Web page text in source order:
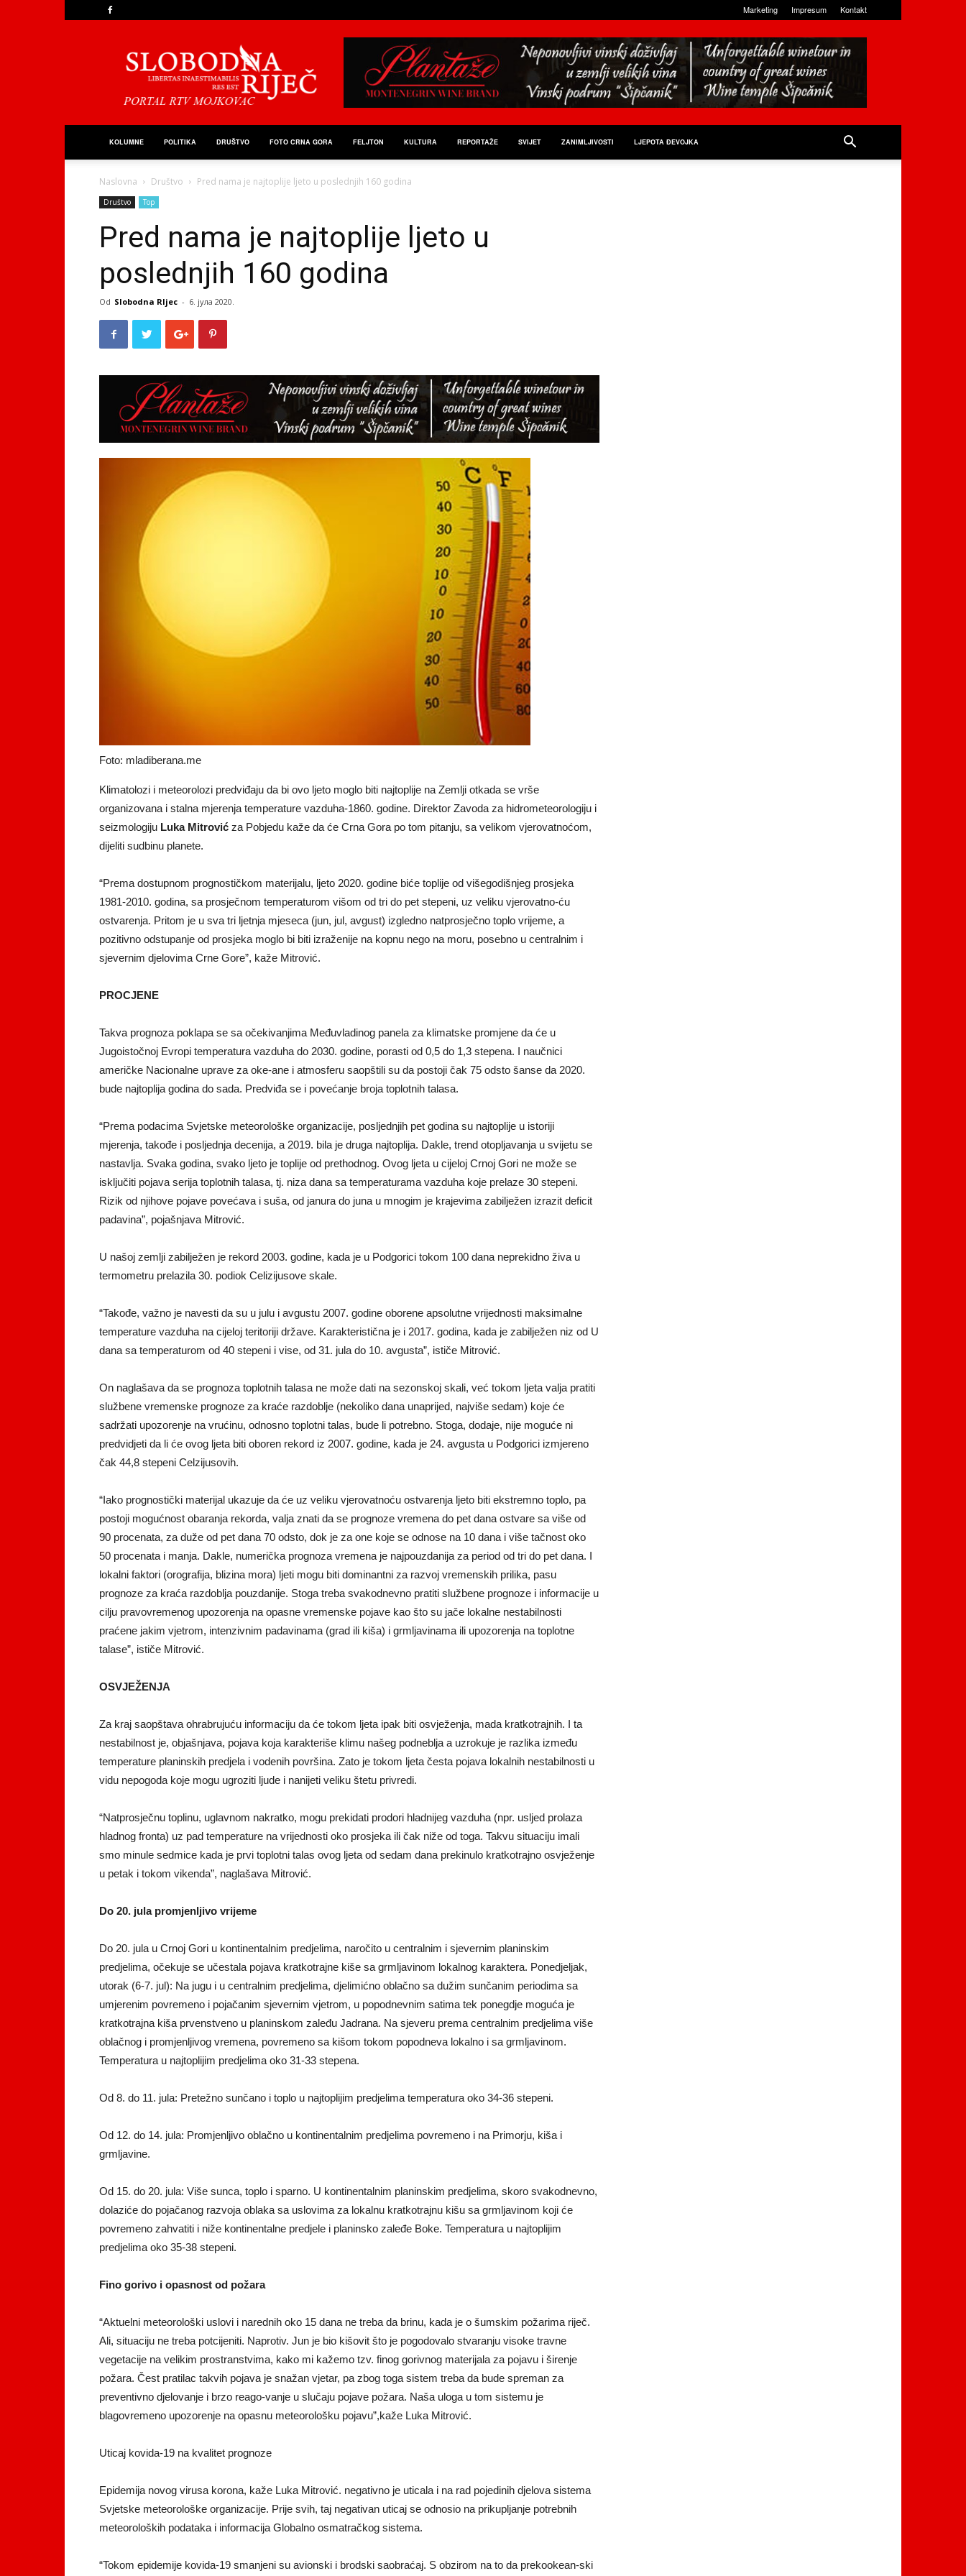
Marketing Impresum Kontakt
Riječ
KOLUMNE POLITIKA DRUŠTVO FOTO CRNA GORA FELJTON KULTURA REPORTAŽE SVIJET ZANIMLJIVOSTI LJEPOTA ĐEVOJKA
Naslovna Društvo Pred nama je najtoplije ljeto u poslednjih 160 godina
Društvo Top
Pred nama je najtoplije ljeto u
poslednjih 160 godina
Od Slobodna RIjec - 6. јула 2020.
Foto: mladiberana.me
Klimatolozi i meteorolozi predviđaju da bi ovo ljeto moglo biti najtoplije na Zemlji otkada se vrše
organizovana i stalna mjerenja temperature vazduha-1860. godine. Direktor Zavoda za hidrometeorologiju i
seizmologiju Luka Mitrović za Pobjedu kaže da će Crna Gora po tom pitanju, sa velikom vjerovatnoćom,
dijeliti sudbinu planete.
“Prema dostupnom prognostičkom materijalu, ljeto 2020. godine biće toplije od višegodišnjeg prosjeka
1981-2010. godina, sa prosječnom temperaturom višom od tri do pet stepeni, uz veliku vjerovatno-ću
ostvarenja. Pritom je u sva tri ljetnja mjeseca (jun, jul, avgust) izgledno natprosječno toplo vrijeme, a
pozitivno odstupanje od prosjeka moglo bi biti izraženije na kopnu nego na moru, posebno u centralnim i
sjevernim djelovima Crne Gore”, kaže Mitrović.
PROCJENE
Takva prognoza poklapa se sa očekivanjima Međuvladinog panela za klimatske promjene da će u
Jugoistočnoj Evropi temperatura vazduha do 2030. godine, porasti od 0,5 do 1,3 stepena. I naučnici
američke Nacionalne uprave za oke-ane i atmosferu saopštili su da postoji čak 75 odsto šanse da 2020.
bude najtoplija godina do sada. Predviđa se i povećanje broja toplotnih talasa.
“Prema podacima Svjetske meteorološke organizacije, posljednjih pet godina su najtoplije u istoriji
mjerenja, takođe i posljednja decenija, a 2019. bila je druga najtoplija. Dakle, trend otopljavanja u svijetu se
nastavlja. Svaka godina, svako ljeto je toplije od prethodnog. Ovog ljeta u cijeloj Crnoj Gori ne može se
isključiti pojava serija toplotnih talasa, tj. niza dana sa temperaturama vazduha koje prelaze 30 stepeni.
Rizik od njihove pojave povećava i suša, od janura do juna u mnogim je krajevima zabilježen izrazit deficit
padavina”, pojašnjava Mitrović.
U našoj zemlji zabilježen je rekord 2003. godine, kada je u Podgorici tokom 100 dana neprekidno živa u
termometru prelazila 30. podiok Celizijusove skale.
“Takođe, važno je navesti da su u julu i avgustu 2007. godine oborene apsolutne vrijednosti maksimalne
temperature vazduha na cijeloj teritoriji države. Karakteristična je i 2017. godina, kada je zabilježen niz od U
dana sa temperaturom od 40 stepeni i vise, od 31. jula do 10. avgusta”, ističe Mitrović.
On naglašava da se prognoza toplotnih talasa ne može dati na sezonskoj skali, već tokom ljeta valja pratiti
službene vremenske prognoze za kraće razdoblje (nekoliko dana unaprijed, najviše sedam) koje će
sadržati upozorenje na vrućinu, odnosno toplotni talas, bude li potrebno. Stoga, dodaje, nije moguće ni
predvidjeti da li će ovog ljeta biti oboren rekord iz 2007. godine, kada je 24. avgusta u Podgorici izmjereno
čak 44,8 stepeni Celzijusovih.
“Iako prognostički materijal ukazuje da će uz veliku vjerovatnoću ostvarenja ljeto biti ekstremno toplo, pa
postoji mogućnost obaranja rekorda, valja znati da se prognoze vremena do pet dana ostvare sa više od
90 procenata, za duže od pet dana 70 odsto, dok je za one koje se odnose na 10 dana i više tačnost oko
50 procenata i manja. Dakle, numerička prognoza vremena je najpouzdanija za period od tri do pet dana. I
lokalni faktori (orografija, blizina mora) ljeti mogu biti dominantni za razvoj vremenskih prilika, pasu
prognoze za kraća razdoblja pouzdanije. Stoga treba svakodnevno pratiti službene prognoze i informacije u
cilju pravovremenog upozorenja na opasne vremenske pojave kao što su jače lokalne nestabilnosti
praćene jakim vjetrom, intenzivnim padavinama (grad ili kiša) i grmljavinama ili upozorenja na toplotne
talase”, ističe Mitrović.
OSVJEŽENJA
Za kraj saopštava ohrabrujuću informaciju da će tokom ljeta ipak biti osvježenja, mada kratkotrajnih. I ta
nestabilnost je, objašnjava, pojava koja karakteriše klimu našeg podneblja a uzrokuje je razlika između
temperature planinskih predjela i vodenih površina. Zato je tokom ljeta česta pojava lokalnih nestabilnosti u
vidu nepogoda koje mogu ugroziti ljude i nanijeti veliku štetu privredi.
“Natprosječnu toplinu, uglavnom nakratko, mogu prekidati prodori hladnijeg vazduha (npr. usljed prolaza
hladnog fronta) uz pad temperature na vrijednosti oko prosjeka ili čak niže od toga. Takvu situaciju imali
smo minule sedmice kada je prvi toplotni talas ovog ljeta od sedam dana prekinulo kratkotrajno osvježenje
u petak i tokom vikenda”, naglašava Mitrović.
Do 20. jula promjenljivo vrijeme
Do 20. jula u Crnoj Gori u kontinentalnim predjelima, naročito u centralnim i sjevernim planinskim
predjelima, očekuje se učestala pojava kratkotrajne kiše sa grmljavinom lokalnog karaktera. Ponedjeljak,
utorak (6-7. jul): Na jugu i u centralnim predjelima, djelimićno oblačno sa dužim sunčanim periodima sa
umjerenim povremeno i pojačanim sjevernim vjetrom, u popodnevnim satima tek ponegdje moguća je
kratkotrajna kiša prvenstveno u planinskom zaleđu Jadrana. Na sjeveru prema centralnim predjelima više
oblačnog i promjenljivog vremena, povremeno sa kišom tokom popodneva lokalno i sa grmljavinom.
Temperatura u najtoplijim predjelima oko 31-33 stepena.
Od 8. do 11. jula: Pretežno sunčano i toplo u najtoplijim predjelima temperatura oko 34-36 stepeni.
Od 12. do 14. jula: Promjenljivo oblačno u kontinentalnim predjelima povremeno i na Primorju, kiša i
grmljavine.
Od 15. do 20. jula: Više sunca, toplo i sparno. U kontinentalnim planinskim predjelima, skoro svakodnevno,
dolaziće do pojačanog razvoja oblaka sa uslovima za lokalnu kratkotrajnu kišu sa grmljavinom koji će
povremeno zahvatiti i niže kontinentalne predjele i planinsko zaleđe Boke. Temperatura u najtoplijim
predjelima oko 35-38 stepeni.
Fino gorivo i opasnost od požara
“Aktuelni meteorološki uslovi i narednih oko 15 dana ne treba da brinu, kada je o šumskim požarima riječ.
Ali, situaciju ne treba potcijeniti. Naprotiv. Jun je bio kišovit što je pogodovalo stvaranju visoke travne
vegetacije na velikim prostranstvima, kako mi kažemo tzv. finog gorivnog materijala za pojavu i širenje
požara. Čest pratilac takvih pojava je snažan vjetar, pa zbog toga sistem treba da bude spreman za
preventivno djelovanje i brzo reago-vanje u slučaju pojave požara. Naša uloga u tom sistemu je
blagovremeno upozorenje na opasnu meteorološku pojavu”,kaže Luka Mitrović.
Uticaj kovida-19 na kvalitet prognoze
Epidemija novog virusa korona, kaže Luka Mitrović. negativno je uticala i na rad pojedinih djelova sistema
Svjetske meteorološke organizacije. Prije svih, taj negativan uticaj se odnosio na prikupljanje potrebnih
meteoroloških podataka i informacija Globalno osmatračkog sistema.
“Tokom epidemije kovida-19 smanjeni su avionski i brodski saobraćaj. S obzirom na to da prekookean-ski